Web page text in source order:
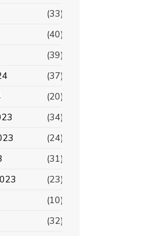
(33)
(40)
(39)
(37)
(20)
(34)
(24)
(31)
(23)
(10)
(32)